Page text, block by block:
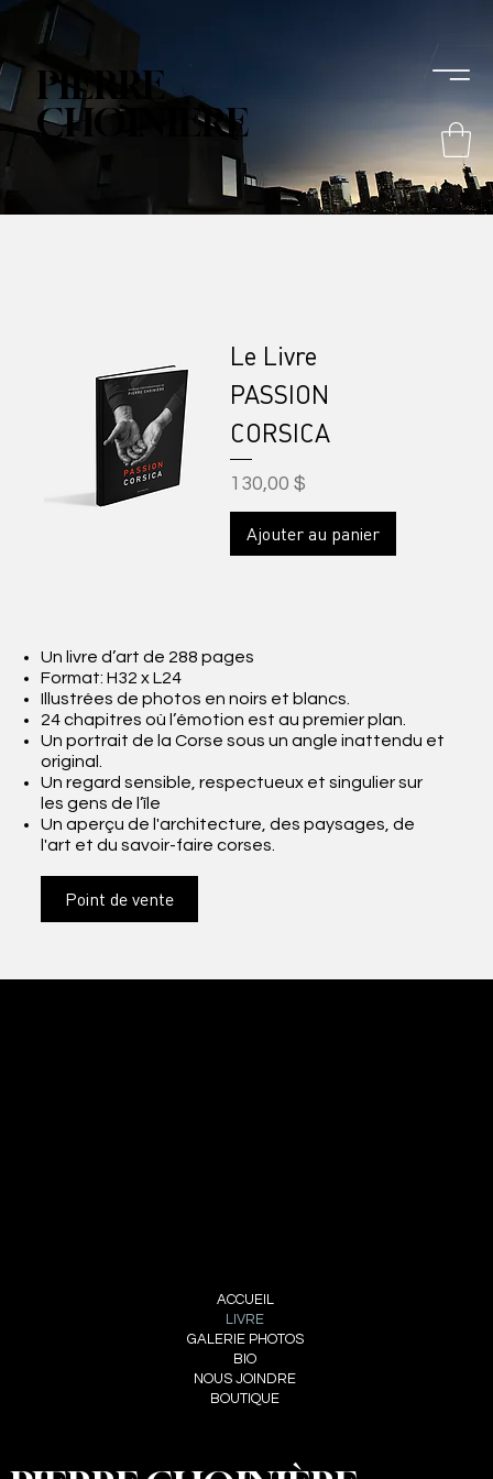
PIERRE
CHOINIÈRE
Le Livre
PASSION
CORSICA
Prix
130,00 $
Ajouter au panier
Un livre d’art de 288 pages
Format: H32 x L24
Illustrées de photos en noirs et blancs.
24 chapitres où l’émotion est au premier plan.
Un portrait de la Corse sous un angle inattendu et
original.
Un regard sensible, respectueux et singulier sur
les gens de l’île
Un aperçu de l'architecture, des paysages, de
l'art et du savoir-faire corses.
Point de vente
ACCUEIL
LIVRE
GALERIE PHOTOS
BIO
NOUS JOINDRE
BOUTIQUE